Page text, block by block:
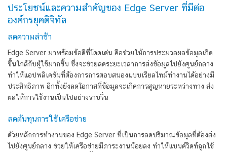
ประโยชน์และความสำคัญของ Edge Server ที่มีต่อ
องค์กรยุคดิจิทัล
ลดความล่าช้า
Edge Server มาพร้อมข้อดีที่โดดเด่น คือช่วยให้การประมวลผลข้อมูลเกิด
ขึ้นใกล้กับผู้ใช้มากขึ้น ซึ่งจะช่วยลดระยะเวลาการส่งข้อมูลไปยังศูนย์กลาง
ทำให้แอปพลิเคชันที่ต้องการการตอบสนองแบบเรียลไทม์ทำงานได้อย่างมี
ประสิทธิภาพ อีกทั้งยังลดโอกาสที่ข้อมูลจะเกิดการสูญหายระหว่างทาง ส่ง
ผลให้การใช้งานเป็นไปอย่างราบรื่น
ลดต้นทุนการใช้เครือข่าย
ด้วยหลักการทำงานของ Edge Server ที่เป็นการลดปริมาณข้อมูลที่ต้องส่ง
ไปยังศูนย์กลาง ช่วยให้เครือข่ายมีภาระงานน้อยลง ทำให้แบนด์วิดท์ถูกใช้